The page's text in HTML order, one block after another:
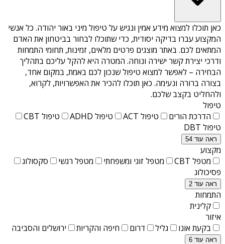
כאן תוכלו למצוא מידע אמין ונגיש על טיפול מיני באור יהודה. כל אנשי
המקצוע עברו בדיקה יסודית, כדי שתוכלו לבחור בביטחון את האדם
המתאים לכם. באתר מוצגים פרטים מלאים, זמינות, תחומי התמחות
ודרכי יצירת קשר ישירה ונוחה. המטרה היא להקל עליכם בתהליך
הבחירה – לאפשר למצוא טיפול שנכון לכם באמת, במקום אחד,
בצורה ברורה ונעימה. כאן תוכלו להכיר את האפשרויות, לקרוא,
ולהחליט בקצב שלכם.
טיפול
הדרכת הורים
טיפול ACT טיפול ADHD
טיפול CBT
טיפול DBT
ראה עוד 54
מקצוע
מטפל CBT
מטפל זוגי ומשפחתי מטפל רגשי
סקסולוג
פסיכולוג
ראה עוד 2
התמחות
קלינית
איזור
בקעת אונו
גליל דרום חיפה והקריות ירושלים והסביבה
ראה עוד 6